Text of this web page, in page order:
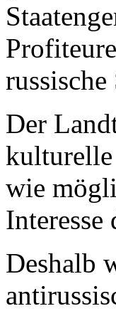
Der
wie
Interesse
Deshalb